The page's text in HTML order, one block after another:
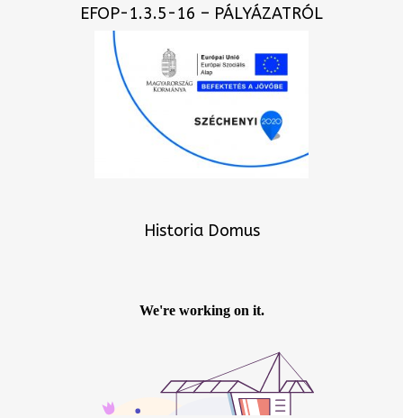
EFOP-1.3.5-16 – PÁLYÁZATRÓL
Historia Domus